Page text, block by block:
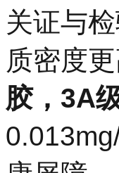
关证与
质密度
胶，3A